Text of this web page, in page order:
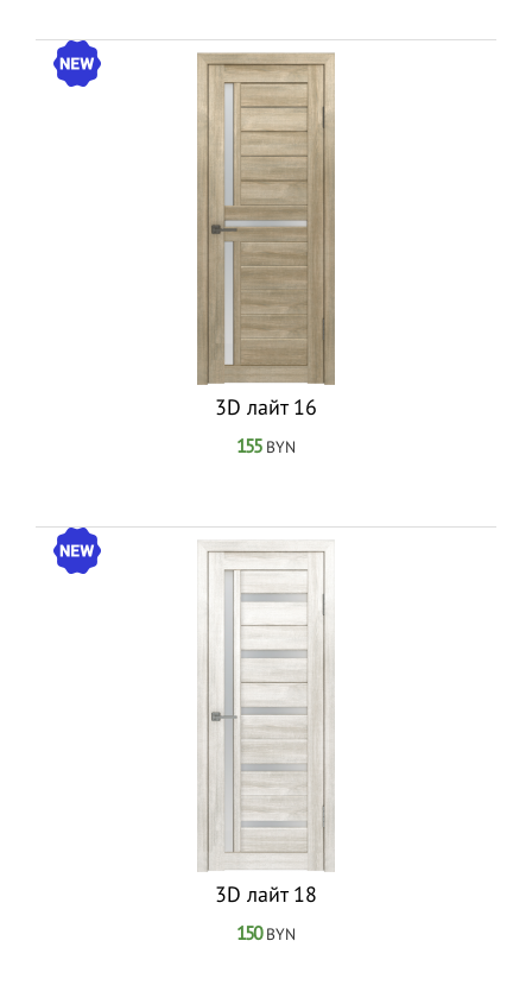
3D лайт 16
155BYN
3D лайт 18
150BYN